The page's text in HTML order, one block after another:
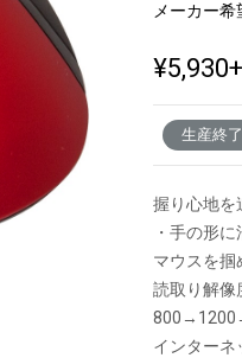
メーカー希
¥5,930
生産終
握り心地を
・手の形
マウスを掴
読取り解像
インター